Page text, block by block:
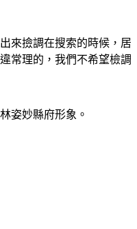
來撿調在搜索的時候，居
常理的，我們不希望檢調
姿妙縣府形象。